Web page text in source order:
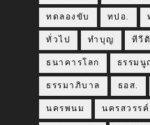
ทดลองขับ ทปอ.
ทั่วไป ทำบุญ ทีวี
ธนาคารโลก ธรรม
ธรรมาภิบาล ธอส.
นครพนม นครสวรรค์